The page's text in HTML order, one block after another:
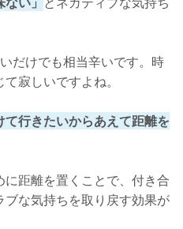
だけでも相当辛いです。時
寂しいですよね。
行きたいからあえて距離を
距離を置くことで、付き合
な気持ちを取り戻す効果が